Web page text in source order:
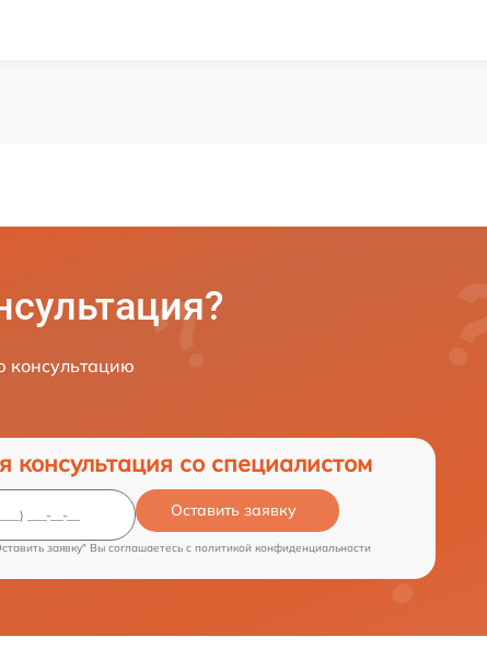
консультацию
консультация со специалистом
Оставить заявку
заявку" Вы соглашаетесь c политикой конфиденциальности